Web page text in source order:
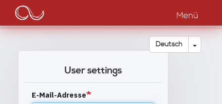
Direkt
Inhalt
Main
navigation
Menü
Deutsch
User settings
E-Mail-Adresse